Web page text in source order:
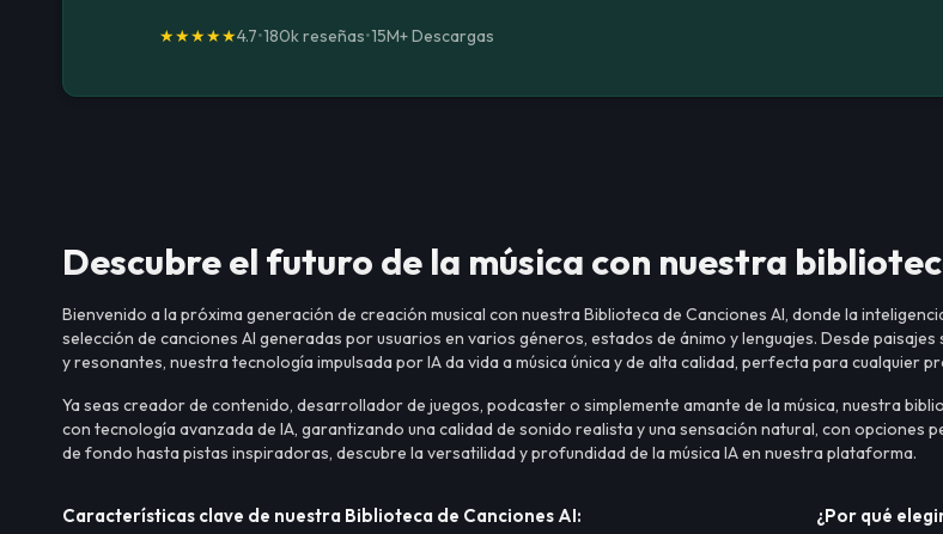
★★★★★4.7•180k reseñas•15M+Descargas
Descubre el futuro de la música con nuestra
Bienvenido a la próxima generación de creación musical con nuestra Biblioteca de Canciones AI, donde la
selección de canciones AI generadas por usuarios en varios géneros, estados de ánimo y lenguajes. Desde
y resonantes, nuestra tecnología impulsada por IA da vida a música única y de alta calidad, perfecta para cualquier
Ya seas creador de contenido, desarrollador de juegos, podcaster o simplemente amante de la música, nuestra
con tecnología avanzada de IA, garantizando una calidad de sonido realista y una sensación natural, con opciones
de fondo hasta pistas inspiradoras, descubre la versatilidad y profundidad de la música IA en nuestra plataforma.
Características clave de nuestra Biblioteca de Canciones AI: ¿Por qué